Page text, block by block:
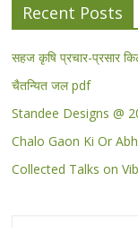
Recent Posts
सहज कृषि प्रचार-प्रसार
चैतन्यित जल pdf
Standee Designs @
Chalo Gaon Ki Or
Collected Talks on